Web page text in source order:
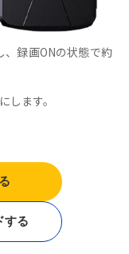
録画ONの状態で約
ます。
する